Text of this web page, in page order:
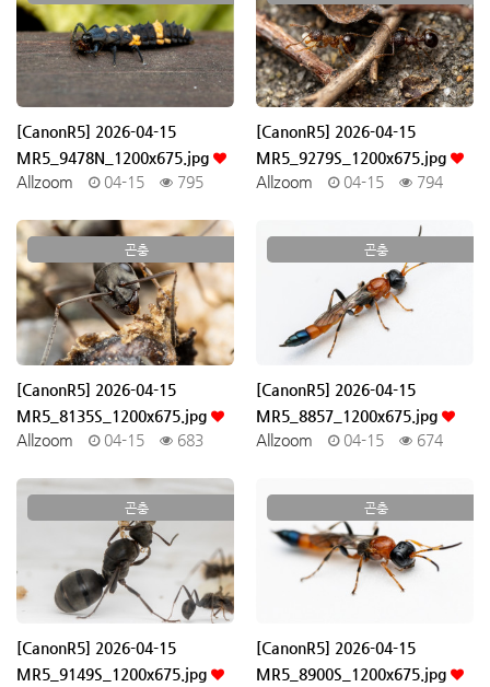
[CanonR5] 2026-04-15
MR5_9478N_1200x675.jpg
Allzoom
04-15 795
[CanonR5] 2026-04-15
MR5_9279S_1200x675.jpg
Allzoom
04-15 794
곤충
[CanonR5] 2026-04-15
MR5_8135S_1200x675.jpg
Allzoom
04-15 683
곤충
[CanonR5] 2026-04-15
MR5_8857_1200x675.jpg
Allzoom
04-15 674
곤충
[CanonR5] 2026-04-15
MR5_9149S_1200x675.jpg
곤충
[CanonR5] 2026-04-15
MR5_8900S_1200x675.jpg